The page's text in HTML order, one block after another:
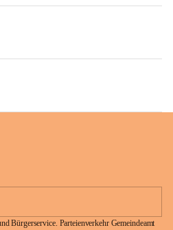
Bürgerservice. Parteienverkehr Gemeindeamt